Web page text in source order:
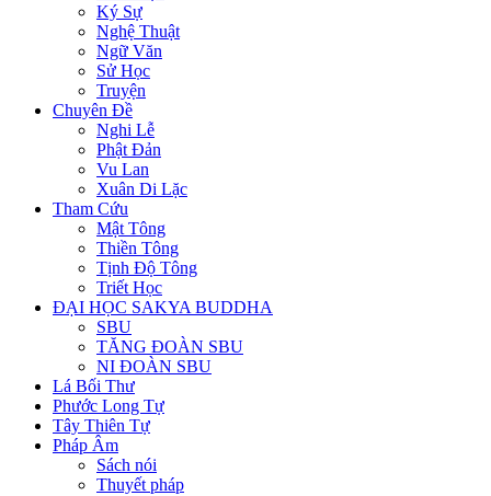
Ký Sự
Nghệ Thuật
Ngữ Văn
Sử Học
Truyện
Chuyên Đề
Nghi Lễ
Phật Đản
Vu Lan
Xuân Di Lặc
Tham Cứu
Mật Tông
Thiền Tông
Tịnh Độ Tông
Triết Học
ĐẠI HỌC SAKYA BUDDHA
SBU
TĂNG ĐOÀN SBU
NI ĐOÀN SBU
Lá Bối Thư
Phước Long Tự
Tây Thiên Tự
Pháp Âm
Sách nói
Thuyết pháp